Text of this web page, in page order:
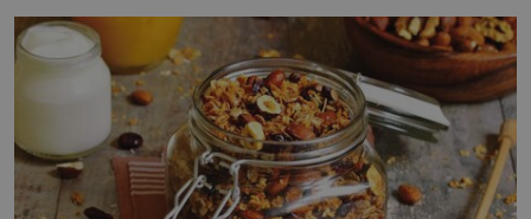
posypání Postup: Oddělte žloutky od bílků. Žloutky
vyšlehejte s cukrem do světlé pěny a postupně do nich
vmíchejte mascarpone, aby vznikl hladký